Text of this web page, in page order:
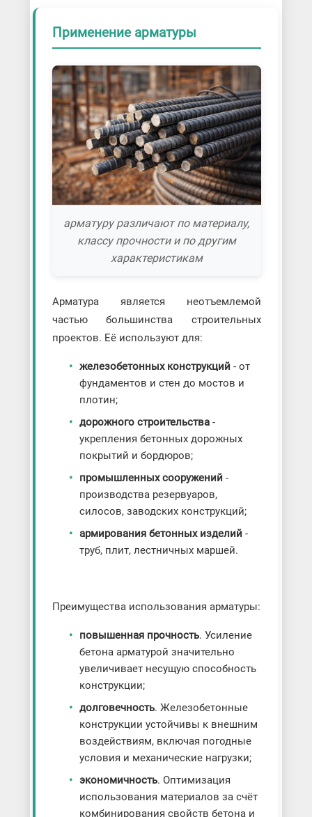
Применение арматуры
арматуру различают по материалу,
классу прочности и по другим
характеристикам
Арматура является неотъемлемой
частью большинства строительных
проектов. Её используют для:
железобетонных конструкций- от
фундаментов и стен до мостов и
плотин;
дорожного строительства-
укрепления бетонных дорожных
покрытий и бордюров;
промышленных сооружений-
производства резервуаров,
силосов, заводских конструкций;
армирования бетонных изделий-
труб, плит, лестничных маршей.
Преимущества использования арматуры:
повышенная прочность. Усиление
бетона арматурой значительно
увеличивает несущую способность
конструкции;
долговечность. Железобетонные
конструкции устойчивы к внешним
воздействиям, включая погодные
условия и механические нагрузки;
экономичность. Оптимизация
использования материалов за счёт
комбинирования свойств бетона и